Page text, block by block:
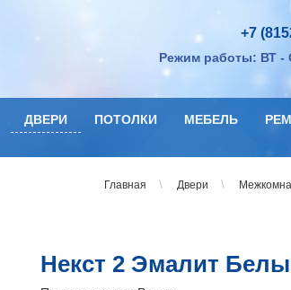
+7
Режим работы: ВТ -
ДВЕРИ ПОТОЛКИ МЕБЕЛЬ
Главная \ Двери \
Некст 2 Эмалит